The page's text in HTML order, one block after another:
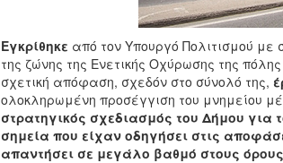
Εγκρίθηκε από τον Υπουργό Πολιτισμού με
της ζώνης της Ενετικής Οχύρωσης της
σχετική απόφαση, σχεδόν στο σύνολό της,
ολοκληρωμένη προσέγγιση του μνημείου
στρατηγικός σχεδιασμός του Δήμου για
σημεία που είχαν οδηγήσει στις
απαντήσει σε μεγάλο βαθμό στους